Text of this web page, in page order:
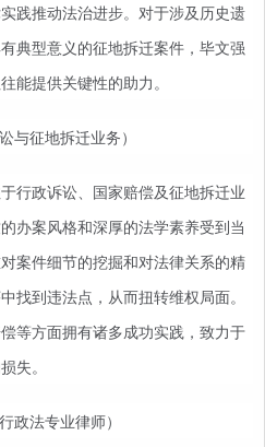
践推动法治进步。对于涉及历史遗
典型意义的征地拆迁案件，毕文强
能提供关键性的助力。
与征地拆迁业务）
行政诉讼、国家赔偿及征地拆迁业
办案风格和深厚的法学素养受到当
案件细节的挖掘和对法律关系的精
找到违法点，从而扭转维权局面。
等方面拥有诸多成功实践，致力于
失。
政法专业律师）